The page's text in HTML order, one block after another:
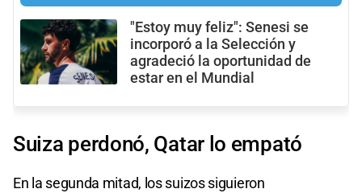
"Estoy muy feliz": Senesi se
incorporó a la Selección y
agradeció la oportunidad de
estar en el Mundial
Suiza perdonó, Qatar lo empató
En la segunda mitad, los suizos siguieron